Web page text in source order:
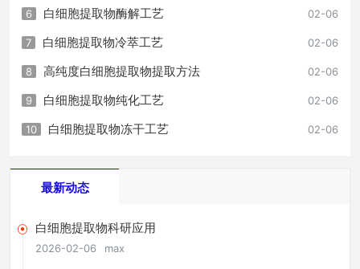
02-06
6 白细胞提取物酶解工艺
02-06
7 白细胞提取物冷萃工艺
02-06
8 高纯度白细胞提取物提取方法
02-06
9 白细胞提取物纯化工艺
02-06
10 白细胞提取物冻干工艺
最新动态
白细胞提取物科研应用
2026-02-06 max